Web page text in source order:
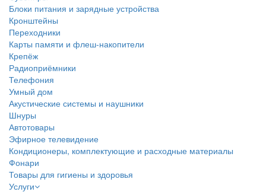
Блоки питания и зарядные устройства
Кронштейны
Переходники
Карты памяти и флеш-накопители
Крепёж
Радиоприёмники
Телефония
Умный дом
Акустические системы и наушники
Шнуры
Автотовары
Эфирное телевидение
Кондиционеры, комплектующие и расходные материалы
Фонари
Товары для гигиены и здоровья
Услуги